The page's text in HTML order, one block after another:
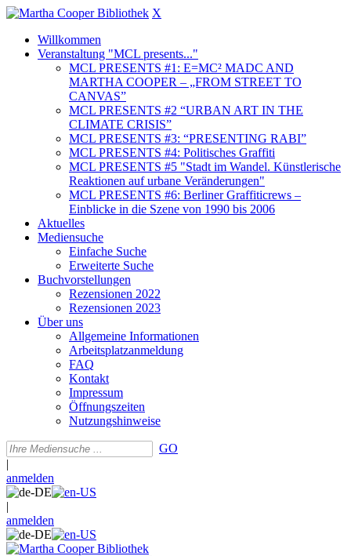
X
Willkommen
Veranstaltung "MCL presents..."
MCL PRESENTS #1: E=MC² MADC AND
MARTHA COOPER – „FROM STREET TO
CANVAS”
MCL PRESENTS #2 “URBAN ART IN THE
CLIMATE CRISIS”
MCL PRESENTS #3: “PRESENTING RABI”
MCL PRESENTS #4: Politisches Graffiti
MCL PRESENTS #5 "Stadt im Wandel. Künstlerische
Reaktionen auf urbane Veränderungen"
MCL PRESENTS #6: Berliner Graffiticrews –
Einblicke in die Szene von 1990 bis 2006
Aktuelles
Mediensuche
Einfache Suche
Erweiterte Suche
Buchvorstellungen
Rezensionen 2022
Rezensionen 2023
Über uns
Allgemeine Informationen
Arbeitsplatzanmeldung
FAQ
Kontakt
Impressum
Öffnungszeiten
Nutzungshinweise
GO
|
anmelden
|
anmelden